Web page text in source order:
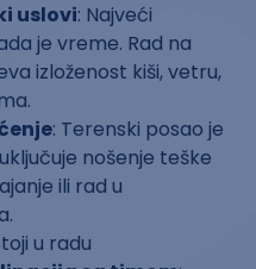
uslovi: Najveći
je vreme. Rad na
izloženost kiši, vetru,
: Terenski posao je
nošenje teške
ili rad u
u radu